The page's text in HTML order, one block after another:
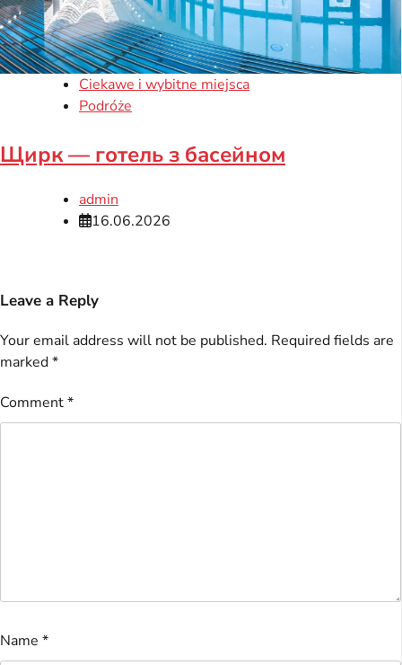
Ciekawe i wybitne miejsca
Podróże
Щирк — готель з басейном
admin
16.06.2026
Leave a Reply
Your email address will not be published. Required fields are
marked*
Comment*
Name *